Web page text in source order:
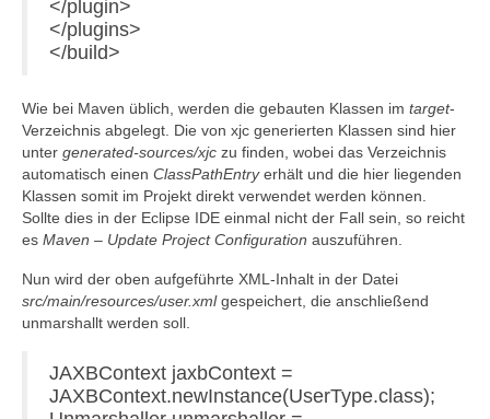
</plugin>
</plugins>
</build>
Wie bei Maven üblich, werden die gebauten Klassen im target-
Verzeichnis abgelegt. Die von xjc generierten Klassen sind hier
unter generated-sources/xjc zu finden, wobei das Verzeichnis
automatisch einen ClassPathEntryerhält und die hier liegenden
Klassen somit im Projekt direkt verwendet werden können.
Sollte dies in der Eclipse IDE einmal nicht der Fall sein, so reicht
es Maven – Update Project Configuration auszuführen.
Nun wird der oben aufgeführte XML-Inhalt in der Datei
src/main/resources/user.xmlgespeichert, die anschließend
unmarshallt werden soll.
JAXBContext jaxbContext =
JAXBContext.newInstance(UserType.class);